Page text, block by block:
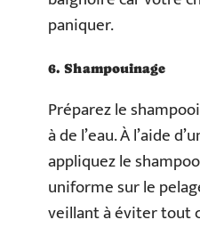
paniquer.
6. Shampouinage
Préparez le
à de l’eau. À l’aide
appliquez le
uniforme sur le
veillant à éviter tout